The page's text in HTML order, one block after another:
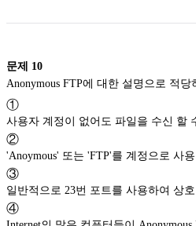
문제 10
①
사용자 계정이 없어도 파일을 수신 할
②
'Anoymous' 또는 'FTP'를 계정으로 사용
③
일반적으로 23번 포트를 사용하여 상
④